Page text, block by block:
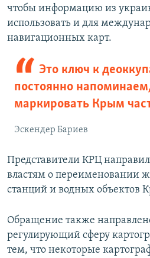
чтобы информацию из
использовать и для
навигационных карт.
Это ключ к
постоянно
маркировать Крым
Эскендер Бариев
Представители КРЦ
властям о переименовании
станций и водных объектов
Обращение также
регулирующий сферу
тем, что некоторые